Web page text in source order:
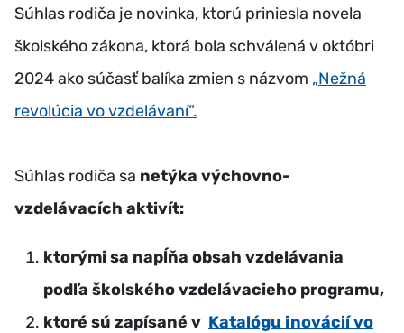
Súhlas rodiča je novinka, ktorú priniesla novela
školského zákona, ktorá bola schválená v októbri
2024 ako súčasť balíka zmien s názvom „Nežná
revolúcia vo vzdelávaní“.
Súhlas rodiča sa netýka výchovno-
vzdelávacích aktivít:
ktorými sa napĺňa obsah vzdelávania
podľa školského vzdelávacieho programu,
ktoré sú zapísané v Katalógu inovácií vo